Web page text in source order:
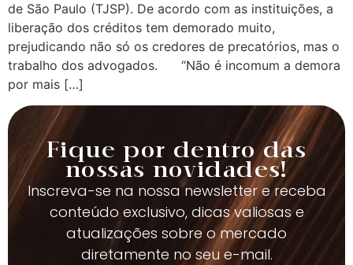
de São Paulo (TJSP). De acordo com as instituições, a
liberação dos créditos tem demorado muito,
prejudicando não só os credores de precatórios, mas o
trabalho dos advogados. “Não é incomum a demora
por mais […]
Fique por dentro das
nossas novidades!
Inscreva-se na nossa newsletter e receba
conteúdo exclusivo, dicas valiosas e
atualizações sobre o mercado
diretamente no seu e-mail.